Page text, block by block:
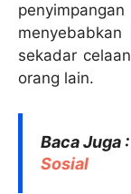
sekadar
orang lain.
Baca Juga :
Sosial